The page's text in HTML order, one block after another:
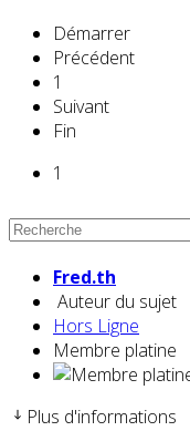
Démarrer
Précédent
1
Suivant
Fin
1
Fred.th
Auteur du sujet
Hors Ligne
Membre platine
Plus d'informations